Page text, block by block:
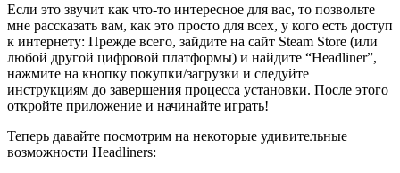
Если это звучит как что-то интересное для вас, то позвольте
мне рассказать вам, как это просто для всех, у кого есть доступ
к интернету: Прежде всего, зайдите на сайт Steam Store (или
любой другой цифровой платформы) и найдите “Headliner”,
нажмите на кнопку покупки/загрузки и следуйте
инструкциям до завершения процесса установки. После этого
откройте приложение и начинайте играть!
Теперь давайте посмотрим на некоторые удивительные
возможности Headliners: